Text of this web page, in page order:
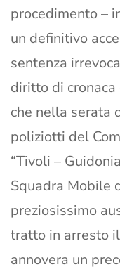
procedimento –
un definitivo
sentenza
diritto di
che nella serata
poliziotti del
“Tivoli –
Squadra Mobile
preziosissimo
tratto in arresto
annovera un